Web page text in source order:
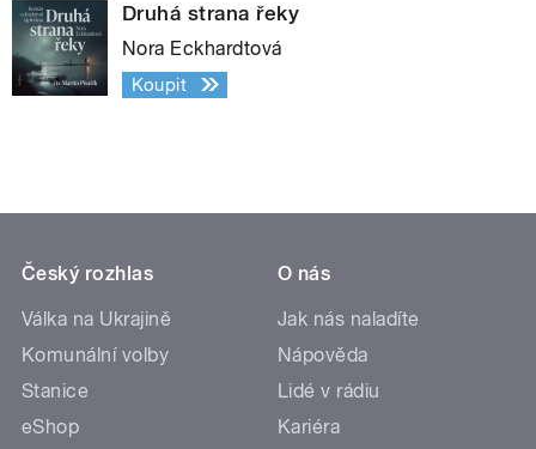
Druhá strana řeky
Nora Eckhardtová
Koupit
Český rozhlas
Válka na Ukrajině
Komunální volby
Stanice
eShop
O nás
Jak nás naladíte
Nápověda
Lidé v rádiu
Kariéra